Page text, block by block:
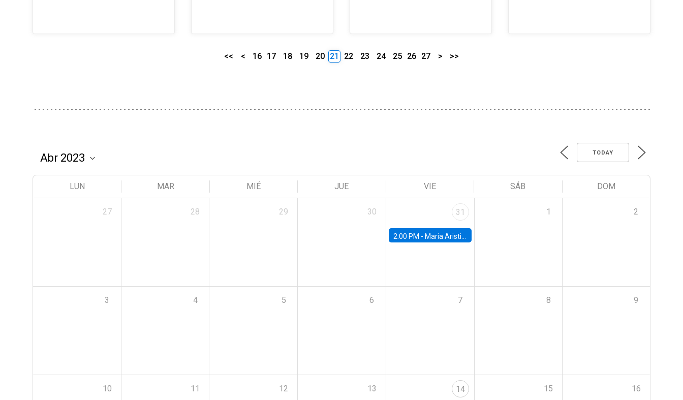
<< < 16 17 18 19 20 21 22 23 24 25 26 27 > >>
TODAY
LUN MAR MIÉ JUE VIE SÁB DOM
27 28 29 30 31
2:00 PM - Maria Aristizabal-Ramirez, FED Board
1 2
3 4 5 6 7 8 9
10 11 12 13 14 15 16